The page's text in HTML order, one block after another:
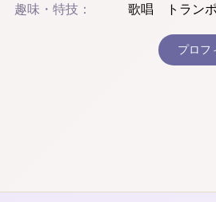
趣味・特技： 歌唱 トラン
プロフ